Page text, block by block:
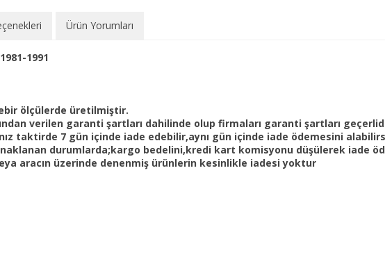
Ürün Yorumları
1991
ölçülerde üretilmiştir.
verilen garanti şartları dahilinde olup firmaları garanti şartları
taktirde 7 gün içinde iade edebilir,aynı gün içinde iade ödemesini
durumlarda;kargo bedelini,kredi kart komisyonu düşülerek iade
aracın üzerinde denenmiş ürünlerin kesinlikle iadesi yoktur